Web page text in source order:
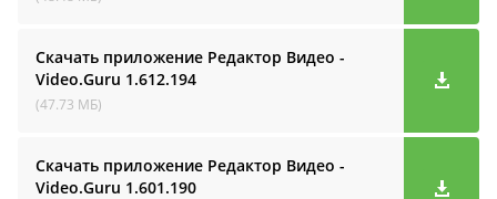
Скачать приложение Редактор Видео -
Video.Guru 1.612.194
(47.73 МБ)
Скачать приложение Редактор Видео -
Video.Guru 1.601.190